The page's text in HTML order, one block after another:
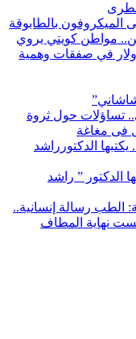
بالطابوقة
مواطن كويتي يروي
عليه بمبلغ 512 ألفاً دولار في صفقات وهمية
تساؤلات حول ثروة
فى مغاغة
الدكتورراشد
الدكتور ” راشد
الطب رسالة إنسانية..
نهاية المطاف